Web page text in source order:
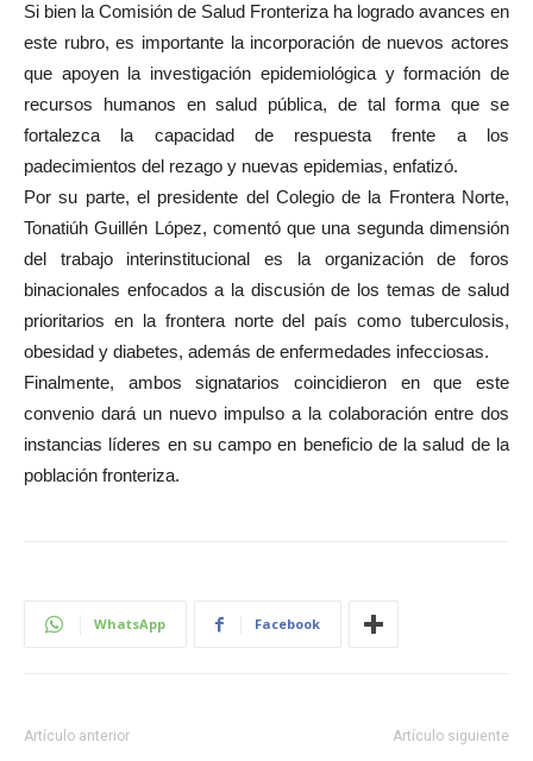
Si bien la Comisión de Salud Fronteriza ha logrado avances en
este rubro, es importante la incorporación de nuevos actores
que apoyen la investigación epidemiológica y formación de
recursos humanos en salud pública, de tal forma que se
fortalezca la capacidad de respuesta frente a los
padecimientos del rezago y nuevas epidemias, enfatizó.
Por su parte, el presidente del Colegio de la Frontera Norte,
Tonatiúh Guillén López, comentó que una segunda dimensión
del trabajo interinstitucional es la organización de foros
binacionales enfocados a la discusión de los temas de salud
prioritarios en la frontera norte del país como tuberculosis,
obesidad y diabetes, además de enfermedades infecciosas.
Finalmente, ambos signatarios coincidieron en que este
convenio dará un nuevo impulso a la colaboración entre dos
instancias líderes en su campo en beneficio de la salud de la
población fronteriza.
WhatsApp Facebook
Artículo anterior Artículo siguiente